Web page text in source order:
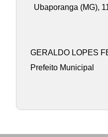
Ubaporanga (MG),
GERALDO LOPES
Prefeito Municipal